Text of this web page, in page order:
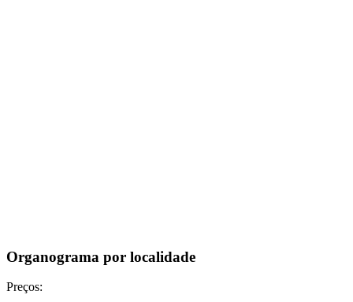
Organograma por localidade
Preços: